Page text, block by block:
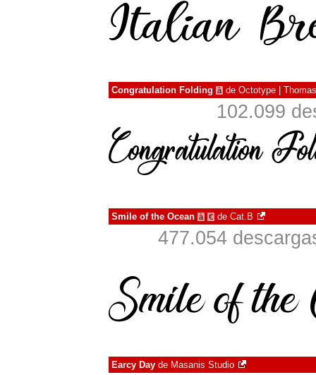
Congratulation Folding à de Octotype |
102.099
Smile of the Ocean à € de Cat.B
477.054
Earcy Day de Masanis Studio